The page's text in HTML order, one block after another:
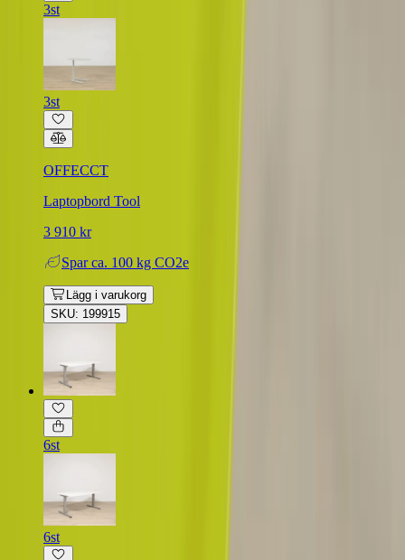
3st
3st
OFFECCT
Laptopbord Tool
3 910 kr
Spar ca. 100 kg CO2e
Lägg i varukorg
SKU: 199915
6st
6st